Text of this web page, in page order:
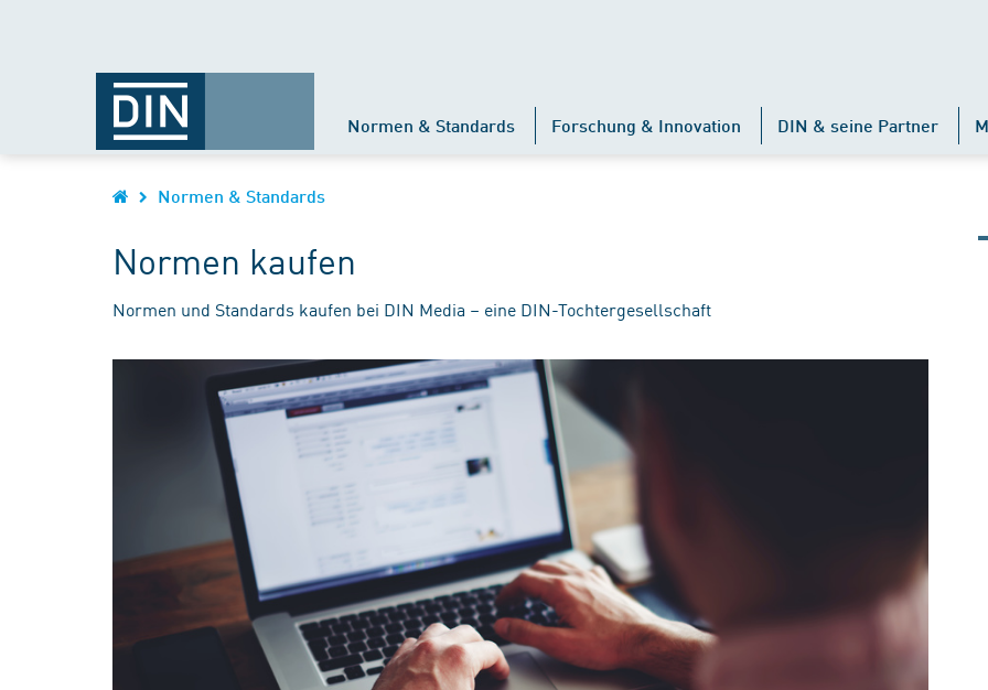
Normen & Standards Forschung & Innovation DIN & seine Partner
Normen & Standards
Normen kaufen
Normen und Standards kaufen bei DIN Media – eine DIN-Tochtergesellschaft